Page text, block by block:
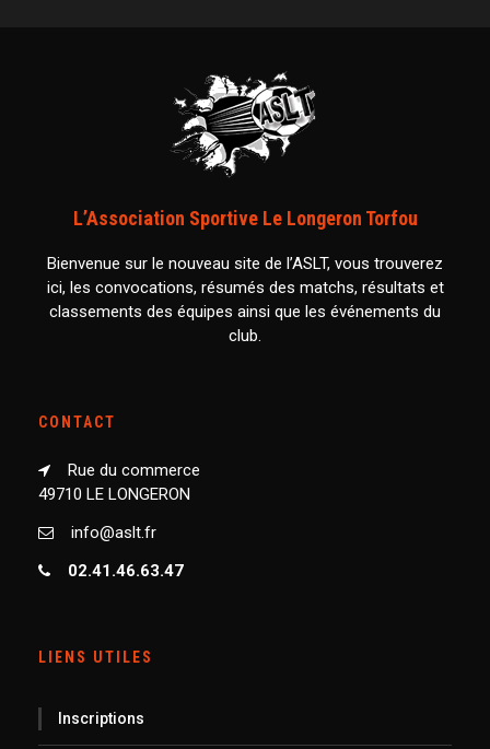
L’Association Sportive Le Longeron Torfou
Bienvenue sur le nouveau site de l’ASLT, vous trouverez
ici, les convocations, résumés des matchs, résultats et
classements des équipes ainsi que les événements du
club.
CONTACT
Rue du commerce
49710 LE LONGERON
info@aslt.fr
02.41.46.63.47
LIENS UTILES
Inscriptions